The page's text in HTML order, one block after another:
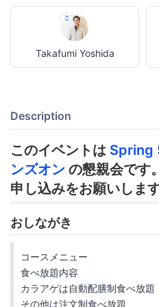
Takafumi Yoshida
Description
このイベントは Spring
ンズオン の懇親会です
申し込みをお願いします
おしながき
コースメニュー
食べ放題内容
カラアゲは自動配膳制食べ放題
その他は注文制食べ放題